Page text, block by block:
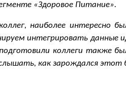
«Здоровое Питание».
наиболее
интегрировать данные
коллеги также
как зарождался этот